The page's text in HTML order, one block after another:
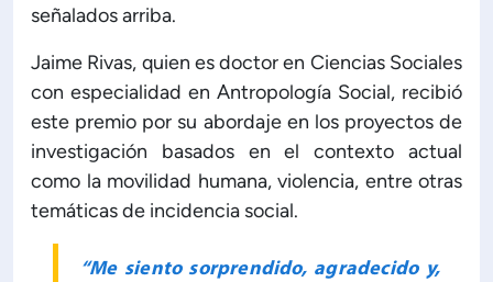
señalados arriba.
Jaime Rivas, quien es doctor en Ciencias Sociales
con especialidad en Antropología Social, recibió
este premio por su abordaje en los proyectos de
investigación basados en el contexto actual
como la movilidad humana, violencia, entre otras
temáticas de incidencia social.
“Me siento sorprendido, agradecido y,